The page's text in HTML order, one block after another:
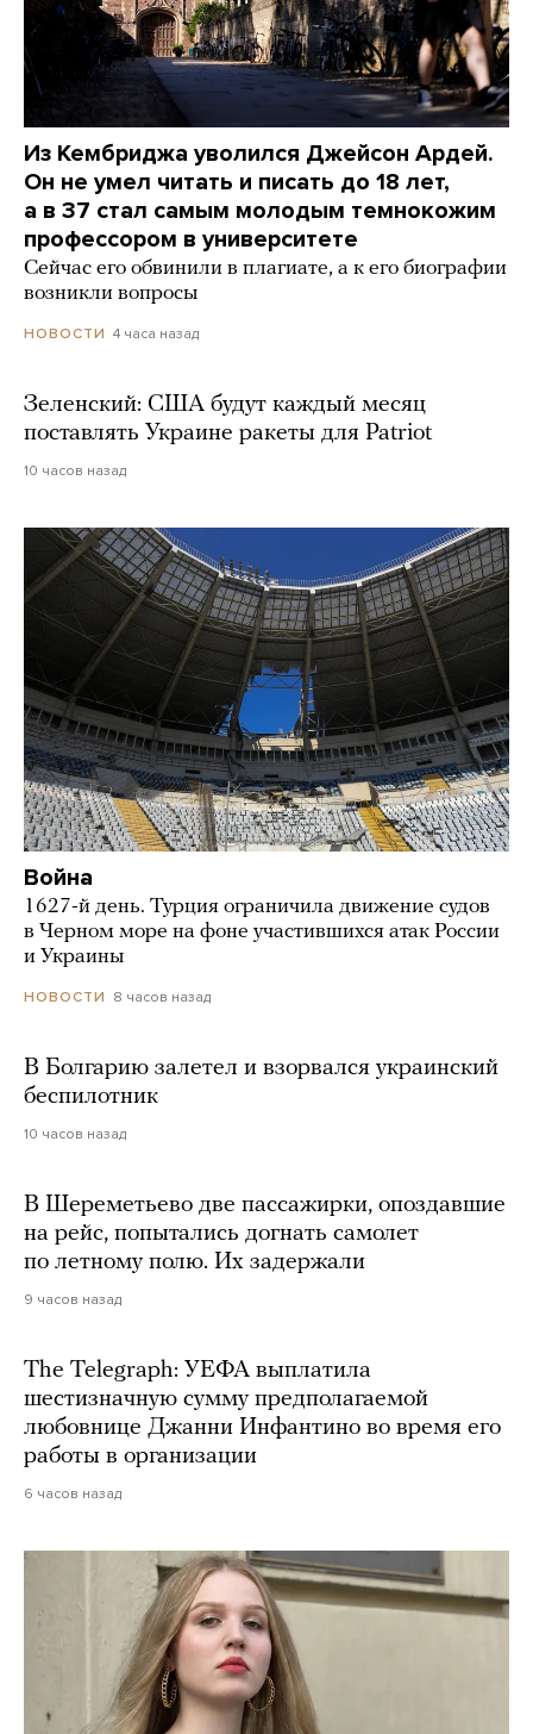
Из Кембриджа уволился Джейсон Ардей.
Он не умел читать и писать до 18 лет,
а в 37 стал самым молодым темнокожим
профессором в университете
Сейчас его обвинили в плагиате, а к его биографии
возникли вопросы
НОВОСТИ 4 часа назад
Зеленский: США будут каждый месяц
поставлять Украине ракеты для Patriot
10 часов назад
Война
1627-й день. Турция ограничила движение судов
в Черном море на фоне участившихся атак России
и Украины
НОВОСТИ 8 часов назад
В Болгарию залетел и взорвался украинский
беспилотник
10 часов назад
В Шереметьево две пассажирки, опоздавшие
на рейс, попытались догнать самолет
по летному полю. Их задержали
9 часов назад
The Telegraph: УЕФА выплатила
шестизначную сумму предполагаемой
любовнице Джанни Инфантино во время его
работы в организации
6 часов назад